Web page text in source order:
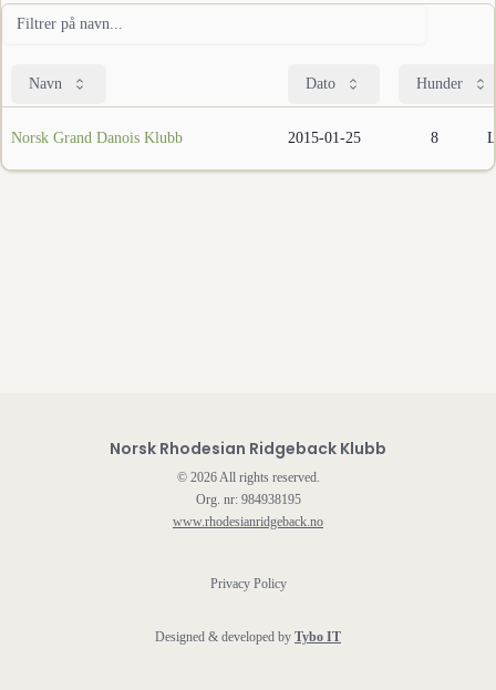
Navn Dato Hunder
Norsk Grand Danois Klubb 2015-01-25 8
Norsk Rhodesian Ridgeback Klubb
© 2026All rights reserved.
Org. nr: 984938195
www.rhodesianridgeback.no
Privacy Policy
Designed & developed by Tybo IT